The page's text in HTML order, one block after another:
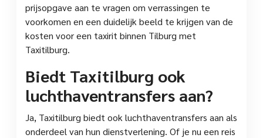
prijsopgave aan te vragen om verrassingen te
voorkomen en een duidelijk beeld te krijgen van de
kosten voor een taxirit binnen Tilburg met
Taxitilburg.
Biedt Taxitilburg ook
luchthaventransfers aan?
Ja, Taxitilburg biedt ook luchthaventransfers aan als
onderdeel van hun dienstverlening. Of je nu een reis